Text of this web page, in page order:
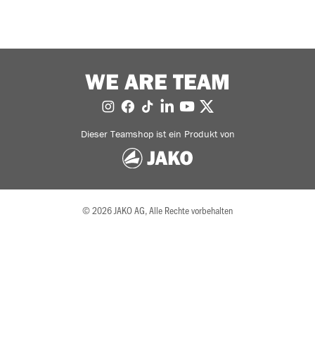
WE ARE TEAM
Dieser Teamshop ist ein Produkt von
© 2026 JAKO AG, Alle Rechte vorbehalten